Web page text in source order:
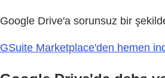
Google Drive'a sorunsuz bir
GSuite Marketplace'den hemen